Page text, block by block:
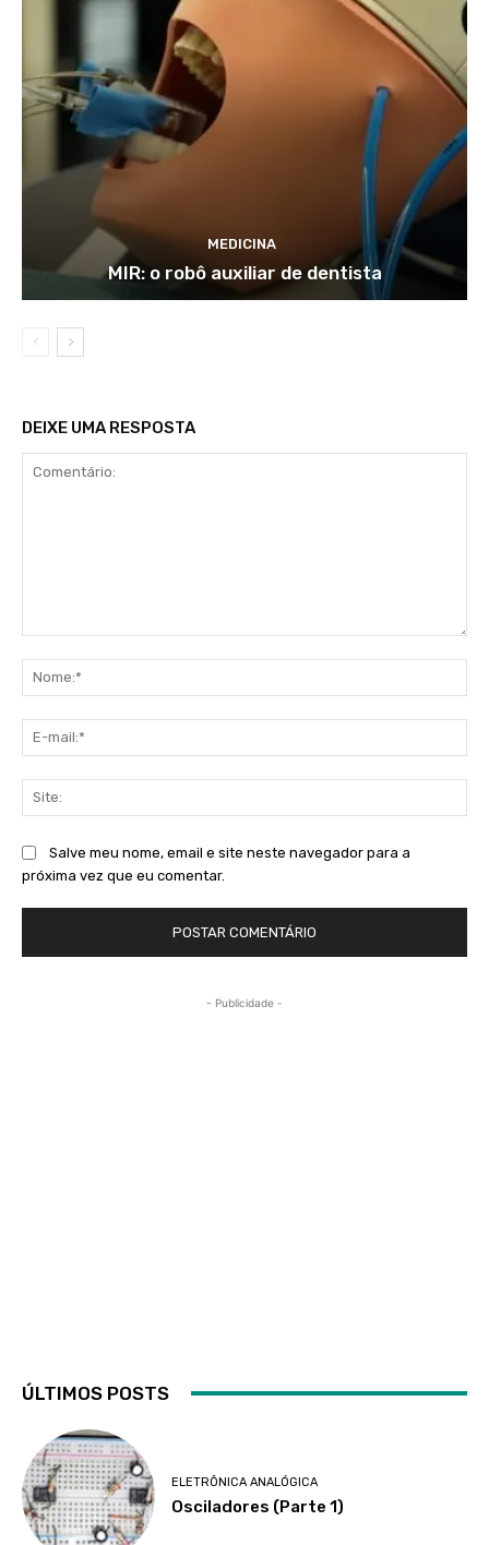
MEDICINA
MIR: o robô auxiliar de dentista
DEIXE UMA RESPOSTA
Salve meu nome, email e site neste navegador para a
próxima vez que eu comentar.
- Publicidade -
ÚLTIMOS POSTS
ELETRÔNICA ANALÓGICA
Osciladores (Parte 1)